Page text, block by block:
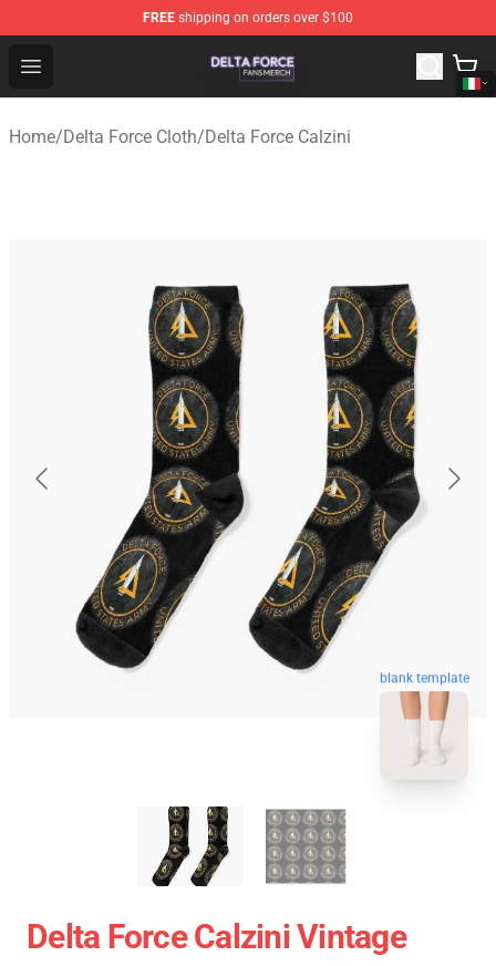
FREE shipping on orders over $100
Open menu
Delta Force Shop - Official Delta Force Merchandise
Home/Delta Force Cloth/Delta Force Calzini
blank template
Delta Force Calzini Vintage